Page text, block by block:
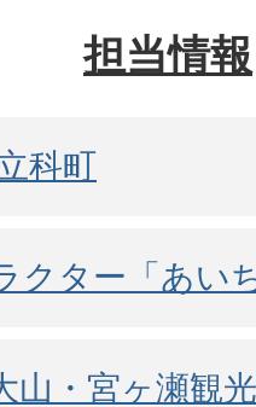
担当情報
科町
クター「あい
山・宮ヶ瀬観